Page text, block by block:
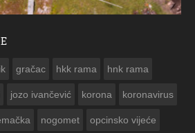
gračac hkk rama hnk rama
jozo ivančević korona koronavirus
nogomet opcinsko vijeće